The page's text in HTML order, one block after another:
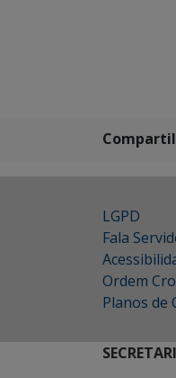
LGPD
Fala
Ordem
Planos de